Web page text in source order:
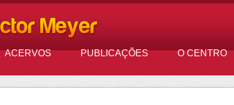
ACERVOS PUBLICAÇÕES O CENTRO